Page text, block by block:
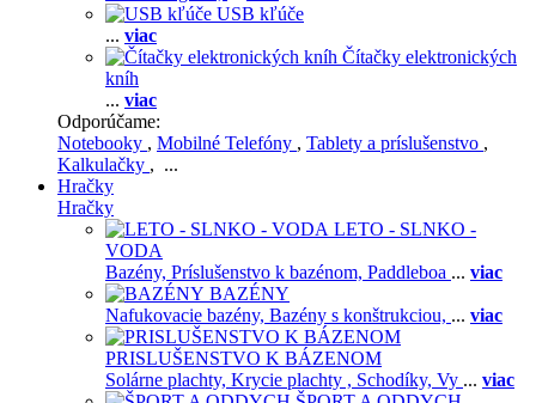
USB kľúče
... viac
Čítačky elektronických
kníh
... viac
Odporúčame:
Notebooky , Mobilné Telefóny , Tablety a príslušenstvo ,
Kalkulačky , ...
Hračky
Hračky
LETO - SLNKO -
VODA
Bazény, Príslušenstvo k bazénom, Paddleboa ... viac
BAZÉNY
Nafukovacie bazény, Bazény s konštrukciou, ... viac
PRISLUŠENSTVO K BÁZENOM
Solárne plachty, Krycie plachty , Schodíky, Vy ... viac